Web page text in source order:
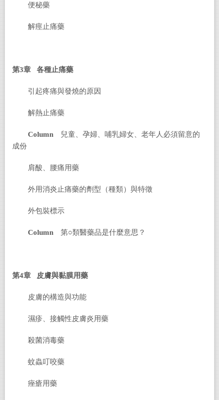
便秘藥
解痙止痛藥
第3章 各種止痛藥
引起疼痛與發燒的原因
解熱止痛藥
Column 兒童、孕婦、哺乳婦女、老年人必須留意的
成份
肩酸、腰痛用藥
外用消炎止痛藥的劑型（種類）與特徵
外包裝標示
Column 第○類醫藥品是什麼意思？
第4章 皮膚與黏膜用藥
皮膚的構造與功能
濕疹、接觸性皮膚炎用藥
殺菌消毒藥
蚊蟲叮咬藥
痤瘡用藥